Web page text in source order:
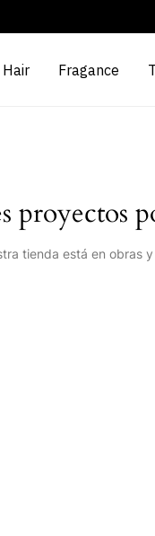
Hair Fragance
proyectos
tienda está en obras